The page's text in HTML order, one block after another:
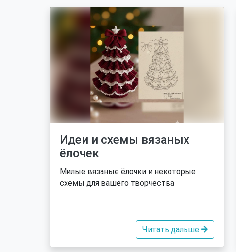
Идеи и схемы вязаных
ёлочек
Милые вязаные ёлочки и некоторые
схемы для вашего творчества
Читать дальше